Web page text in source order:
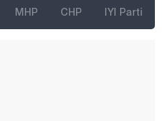
MHP CHP IYI Parti